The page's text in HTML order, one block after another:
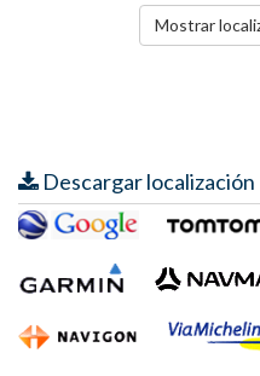
Mostrar
Descargar localización